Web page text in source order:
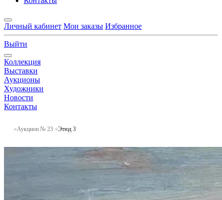
Личный кабинет Мои заказы Избранное
Выйти
Коллекция
Выставки
Аукционы
Художники
Новости
Контакты
Аукцион № 23 Этюд 3